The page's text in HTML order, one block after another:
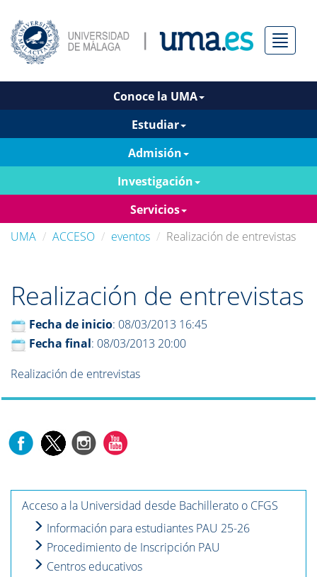
Menú
Conoce la UMA
Estudiar
Admisión
Investigación
Servicios
UMA
ACCESO eventos Realización de entrevistas
Realización de entrevistas
Fecha de inicio: 08/03/2013 16:45
Fecha final: 08/03/2013 20:00
Realización de entrevistas
Acceso a la Universidad desde Bachillerato o CFGS
Información para estudiantes PAU 25-26
Procedimiento de Inscripción PAU
Centros educativos